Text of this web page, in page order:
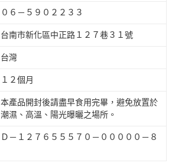
０６－５９０２２３３
台南市新化區中正路１２７巷３１號
台灣
１２個月
本產品開封後請盡早食用完畢，避免放置於
潮濕、高溫、陽光曝曬之場所。
Ｄ－１２７６５５５７０－０００００－８